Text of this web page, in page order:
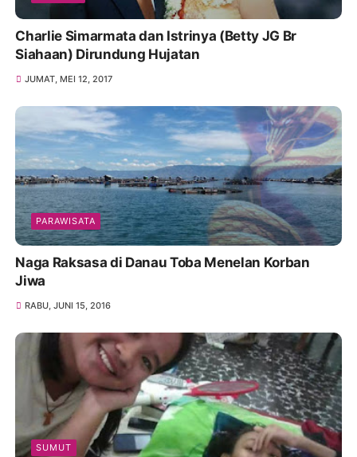
Charlie Simarmata dan Istrinya (Betty JG Br
Siahaan) Dirundung Hujatan
JUMAT, MEI 12, 2017
PARAWISATA
Naga Raksasa di Danau Toba Menelan Korban
Jiwa
RABU, JUNI 15, 2016
SUMUT